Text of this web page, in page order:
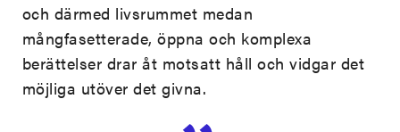
och därmed livsrummet medan
mångfasetterade, öppna och komplexa
berättelser drar åt motsatt håll och vidgar det
möjliga utöver det givna.